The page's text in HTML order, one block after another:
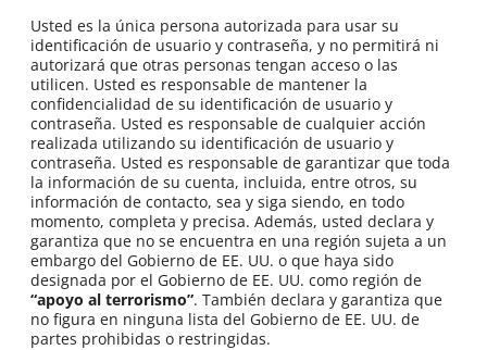
Usted es la única persona autorizada para usar su
identificación de usuario y contraseña, y no permitirá ni
autorizará que otras personas tengan acceso o las
utilicen. Usted es responsable de mantener la
confidencialidad de su identificación de usuario y
contraseña. Usted es responsable de cualquier acción
realizada utilizando su identificación de usuario y
contraseña. Usted es responsable de garantizar que toda
la información de su cuenta, incluida, entre otros, su
información de contacto, sea y siga siendo, en todo
momento, completa y precisa. Además, usted declara y
garantiza que no se encuentra en una región sujeta a un
embargo del Gobierno de EE. UU. o que haya sido
designada por el Gobierno de EE. UU. como región de
“apoyo al terrorismo”. También declara y garantiza que
no figura en ninguna lista del Gobierno de EE. UU. de
partes prohibidas o restringidas.